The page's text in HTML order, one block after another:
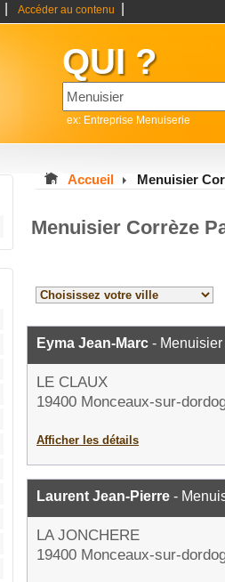
Accéder au contenu
QUI ?
ex: Entreprise Menuiserie
Accueil Menuisier
Menuisier Corrèze
Eyma Jean-Marc - Menuisier
LE CLAUX
19400 Monceaux-sur-
Afficher les détails
Laurent Jean-Pierre -
LA JONCHERE
19400 Monceaux-sur-